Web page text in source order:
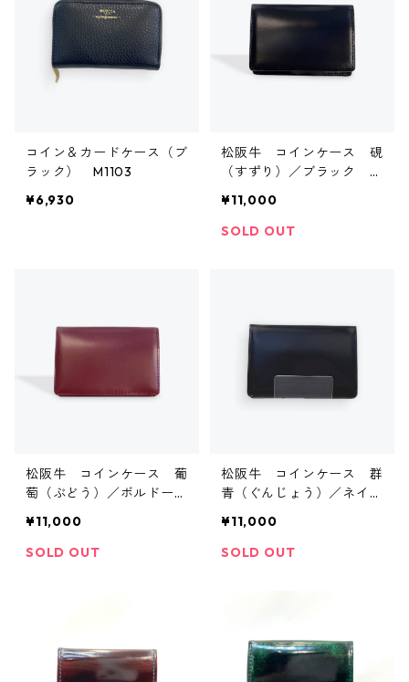
コイン＆カードケース（ブ
ラック） M1103
¥6,930
松阪牛 コインケース 硯
（すずり）／ブラック H
¥11,000
SOLD OUT
松阪牛 コインケース 葡
萄（ぶどう）／ボルドー
¥11,000
SOLD OUT
松阪牛 コインケース 群
青（ぐんじょう）／ネイビ
¥11,000
SOLD OUT